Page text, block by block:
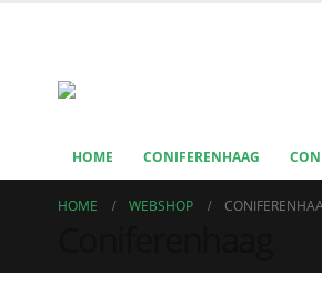
HOME CONIFERENHAAG
HOME WEBSHOP